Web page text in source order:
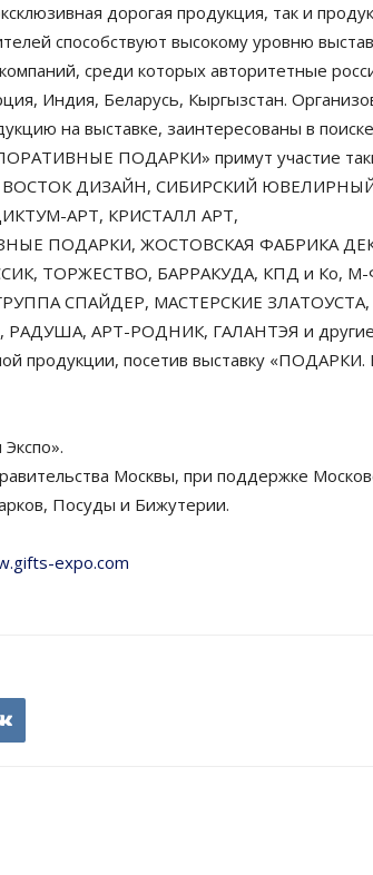
дорогая продукция, так и
способствуют высокому уровню
среди которых авторитетные
Индия, Беларусь, Кыргызстан.
на выставке, заинтересованы в
ПОДАРКИ» примут участие
ВОСТОК ДИЗАЙН, СИБИРСКИЙ
АРТ, КРИСТАЛЛ АРТ,
ПОДАРКИ, ЖОСТОВСКАЯ ФАБРИКА
ТОРЖЕСТВО, БАРРАКУДА, КПД и Ко,
СПАЙДЕР, МАСТЕРСКИЕ ЗЛАТОУСТА,
АРТ-РОДНИК, ГАЛАНТЭЯ и
продукции, посетив выставку
Москвы, при поддержке
Посуды и Бижутерии.
expo.com